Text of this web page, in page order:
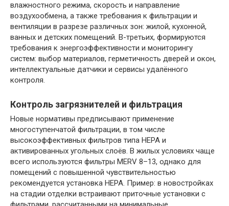
влажностного режима, скорость и направление
воздухообмена, а также требования к фильтрации и
вентиляции в разрезе различных зон: жилой, кухонной,
ванных и детских помещений. В-третьих, формируются
требования к энергоэффективности и мониторингу
систем: выбор материалов, герметичность дверей и окон,
интеллектуальные датчики и сервисы удалённого
контроля.
Контроль загрязнителей и фильтрация
Новые нормативы предписывают применение
многоступенчатой фильтрации, в том числе
высокоэффективных фильтров типа HEPA и
активированных угольных слоёв. В жилых условиях чаще
всего используются фильтры MERV 8–13, однако для
помещений с повышенной чувствительностью
рекомендуется установка HEPA. Пример: в новостройках
на стадии отделки встраивают приточные установки с